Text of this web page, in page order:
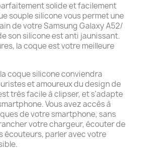
solide et facilement
souple silicone vous permet une
de votre Samsung Galaxy A52/
son silicone est anti jaunissant.
la coque est votre meilleure
coque silicone conviendra
et amoureux du design de
très facile à clipser, et s'adapte
Vous avez accès à
de votre smartphone, sans
votre chargeur, écouter de
écouteurs, parler avec votre